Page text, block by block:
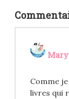
Mary
Comme
livres qui